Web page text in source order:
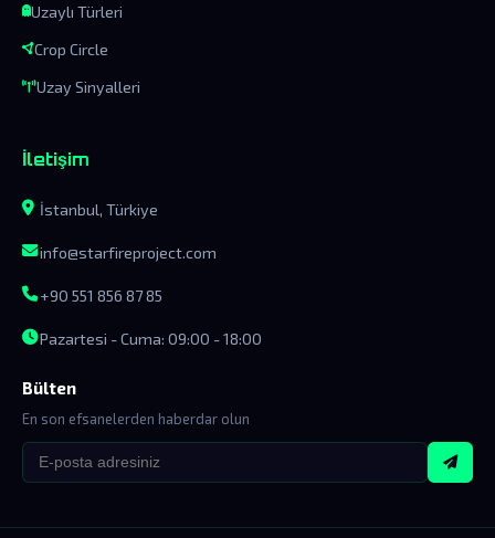
Uzaylı Türleri
Crop Circle
Uzay Sinyalleri
İletişim
İstanbul, Türkiye
info@starfireproject.com
+90 551 856 87 85
Pazartesi - Cuma: 09:00 - 18:00
Bülten
En son efsanelerden haberdar olun